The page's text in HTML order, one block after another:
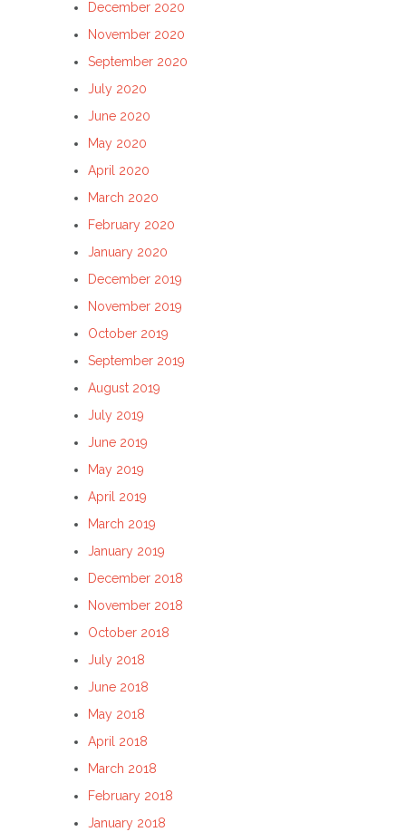
December 2020
November 2020
September 2020
July 2020
June 2020
May 2020
April 2020
March 2020
February 2020
January 2020
December 2019
November 2019
October 2019
September 2019
August 2019
July 2019
June 2019
May 2019
April 2019
March 2019
January 2019
December 2018
November 2018
October 2018
July 2018
June 2018
May 2018
April 2018
March 2018
February 2018
January 2018